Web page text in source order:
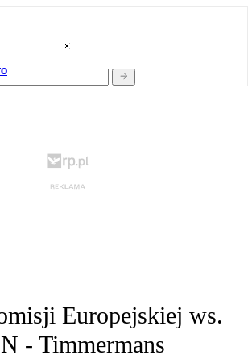
Europejskiej ws.
- Timmermans